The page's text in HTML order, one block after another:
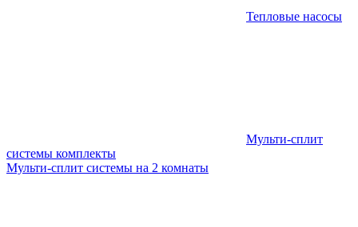
Тепловые насосы
Мульти-сплит
системы комплекты
Мульти-сплит системы на 2 комнаты